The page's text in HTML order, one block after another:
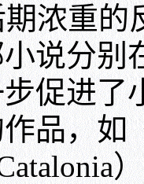
浓重
说分别
促进了
品，如